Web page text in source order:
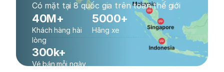
Có mặt tại 8 quốc gia trên toàn thế giới
40M+
Khách hàng hài
lòng
5000+
Hãng xe
300k+
Vé bán mỗi ngày